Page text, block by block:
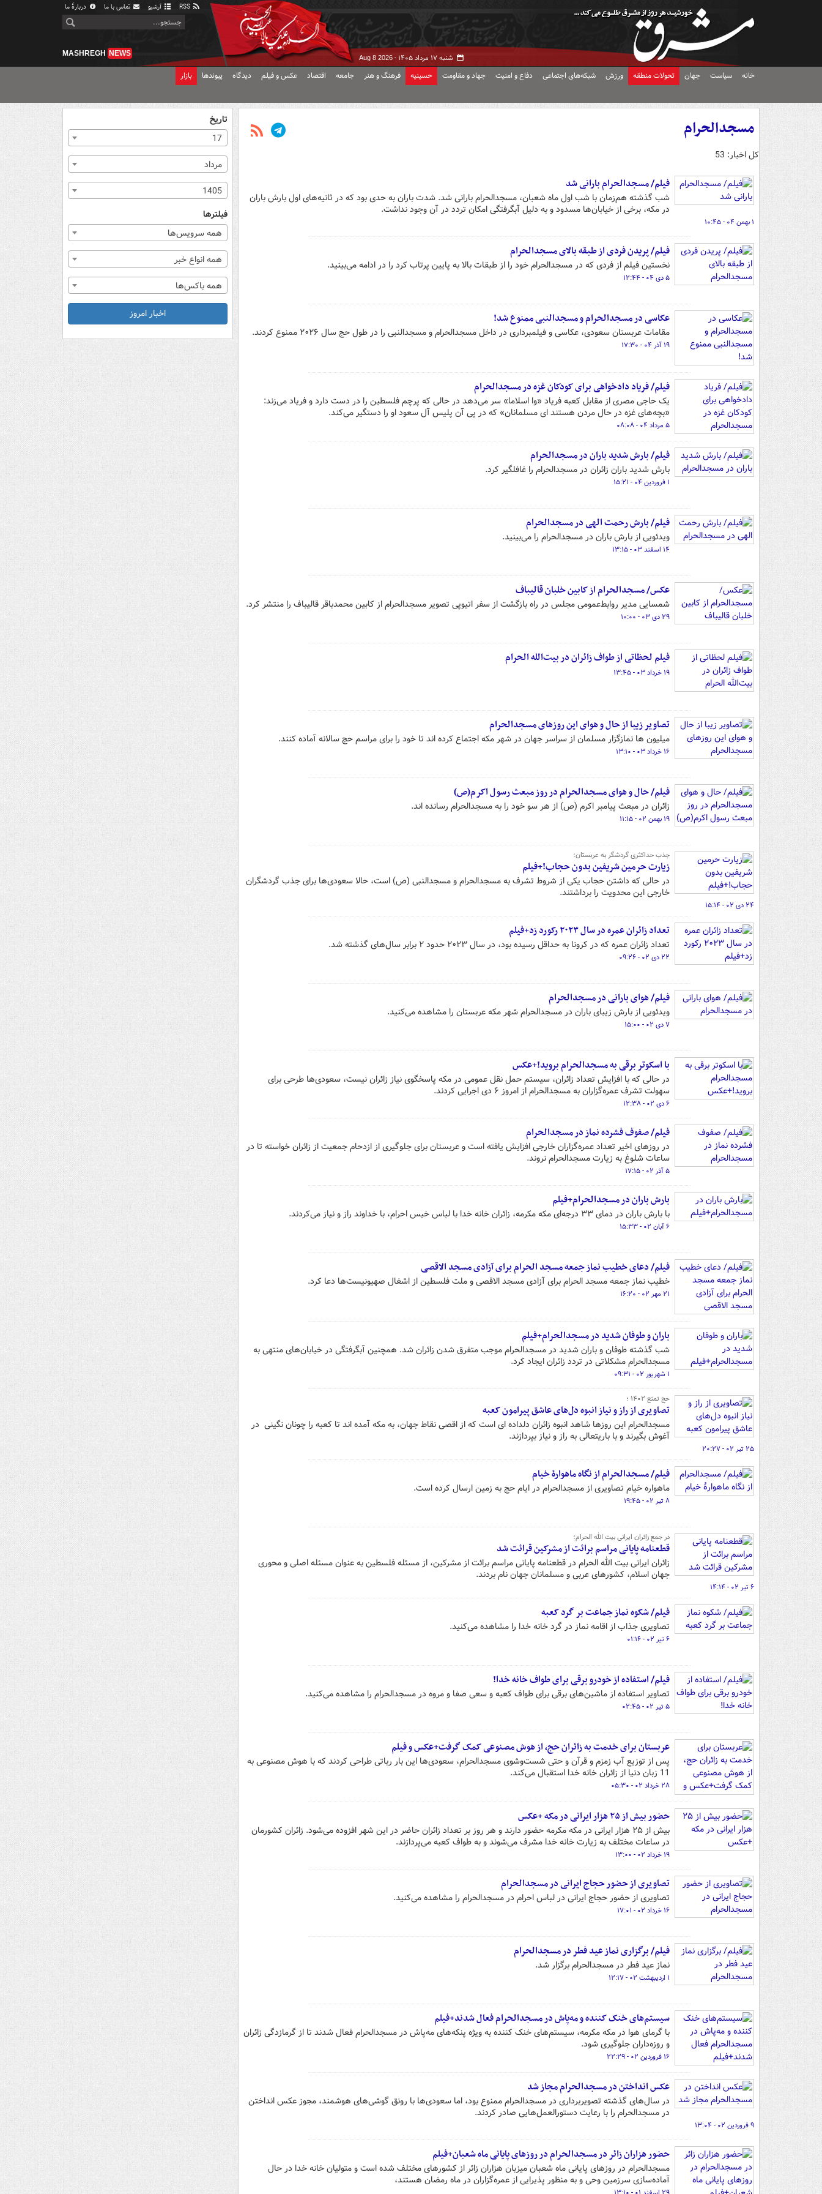
آرشیو تماس با ما دربارهٔ ما
شنبه ۱۷ مرداد ۱۴۰۵ - Aug 8 2026
MASHREGH NEWS
خانه سیاست جهان تحولات منطقه ورزش شبکه‌های اجتماعی دفاع و امنیت جهاد و مقاومت حسینیه فرهنگ و هنر جامعه اقتصاد عکس و فیلم دیدگاه پیوندها بازار
مسجدالحرام
کل اخبار: 53
فیلم/ مسجدالحرام بارانی شد
شب گذشته هم‌زمان با شب اول ماه شعبان، مسجدالحرام بارانی شد. شدت باران به حدی بود که در ثانیه‌های اول بارش باران
در مکه، برخی از خیابان‌ها مسدود و به دلیل آبگرفتگی امکان تردد در آن وجود نداشت.
۱ بهمن ۰۴ - ۱۰:۴۵
فیلم/ پریدن فردی از طبقه بالای مسجدالحرام
نخستین فیلم از فردی که در مسجدالحرام خود را از طبقات بالا به پایین پرتاب کرد را در ادامه می‌بینید.
۵ دی ۰۴ - ۱۲:۴۴
عکاسی در مسجدالحرام و مسجدالنبی ممنوع شد!
مقامات عربستان سعودی، عکاسی و فیلمبرداری در داخل مسجدالحرام و مسجدالنبی را در طول حج سال ۲۰۲۶ ممنوع کردند.
۱۹ آذر ۰۴ - ۱۷:۳۰
فیلم/ فریاد دادخواهی برای کودکان غزه در مسجدالحرام
یک حاجی مصری از مقابل کعبه فریاد «وا اسلاما» سر می‌دهد در حالی که پرچم فلسطین را در دست دارد و فریاد می‌زند:
«بچه‌های غزه در حال مردن هستند ای مسلمانان» که در پی آن پلیس آل سعود او را دستگیر می‌کند.
۵ مرداد ۰۴ - ۰۸:۰۸
فیلم/ بارش شدید باران در مسجدالحرام
بارش شدید باران زائران در مسجدالحرام را غافلگیر کرد.
۱ فروردین ۰۴ - ۱۵:۲۱
فیلم/ بارش رحمت الهی در مسجدالحرام
ویدئویی از بارش باران در مسجدالحرام را می‌بینید.
۱۴ اسفند ۰۳ - ۱۳:۱۵
عکس/ مسجدالحرام از کابین خلبان قالیباف
شمسایی مدیر روابط‌عمومی مجلس در راه بازگشت از سفر اتیوپی تصویر مسجدالحرام از کابین محمدباقر قالیباف را منتشر کرد.
۲۹ دی ۰۳ - ۱۰:۰۰
فیلم لحظاتی از طواف زائران در بیت‌الله الحرام
۱۹ خرداد ۰۳ - ۱۳:۴۵
تصاویر زیبا از حال و هوای این روزهای مسجدالحرام
میلیون ها نمازگزار مسلمان از سراسر جهان در شهر مکه اجتماع کرده اند تا خود را برای مراسم حج سالانه آماده کنند.
۱۶ خرداد ۰۳ - ۱۳:۱۰
فیلم/ حال و هوای مسجدالحرام در روز مبعث رسول اکرم(ص)
زائران در مبعث پیامبر اکرم (ص) از هر سو خود را به مسجدالحرام رسانده اند.
۱۹ بهمن ۰۲ - ۱۱:۱۵
جذب حداکثری گردشگر به عربستان؛
زیارت حرمین شریفین بدون حجاب!+فیلم
در حالی که داشتن حجاب یکی از شروط تشرف به مسجدالحرام و مسجدالنبی (ص) است، حالا سعودی‌ها برای جذب گردشگران
خارجی این محدویت را برداشتند.
۲۴ دی ۰۲ - ۱۵:۱۴
تعداد زائران عمره در سال ۲۰۲۳ رکورد زد+فیلم
تعداد زائران عمره که در کرونا به حداقل رسیده بود، در سال ۲۰۲۳ حدود ۲ برابر سال‌های گذشته شد.
۲۲ دی ۰۲ - ۰۹:۲۶
فیلم/ هوای بارانی در مسجدالحرام
ویدئویی از بارش زیبای باران در مسجدالحرام شهر مکه عربستان را مشاهده می‌کنید.
۷ دی ۰۲ - ۱۵:۰۰
با اسکوتر برقی به مسجدالحرام بروید!+عکس
در حالی که با افزایش تعداد زائران، سیستم حمل ‌نقل عمومی در مکه پاسخگوی نیاز زائران نیست، سعودی‌ها طرحی برای
سهولت تشرف عمره‌گزاران به مسجدالحرام از امروز ۶ دی اجرایی کردند.
۶ دی ۰۲ - ۱۲:۳۸
فیلم/ صفوف فشرده نماز در مسجدالحرام
در روزهای اخیر تعداد عمره‌گزاران خارجی افزایش یافته است و عربستان برای جلوگیری از ازدحام جمعیت از زائران خواسته تا در
ساعات شلوغ به زیارت مسجدالحرام نروند.
۵ آذر ۰۲ - ۱۷:۱۵
بارش باران در مسجدالحرام+فیلم
با بارش باران در دمای ۳۳ درجه‌ای مکه مکرمه، زائران خانه خدا با لباس خیس احرام، با خداوند راز و نیاز می‌کردند.
۶ آبان ۰۲ - ۱۵:۳۳
فیلم/ دعای خطیب نماز جمعه مسجد الحرام برای آزادی مسجد الاقصی
خطیب نماز جمعه مسجد الحرام برای آزادی مسجد الاقصی و ملت فلسطین از اشغال صهیونیست‌ها دعا کرد.
۲۱ مهر ۰۲ - ۱۶:۲۰
باران و طوفان شدید در مسجدالحرام+فیلم
شب گذشته طوفان و باران شدید در مسجدالحرام موجب متفرق شدن زائران شد. همچنین آبگرفتگی در خیابان‌های منتهی به
مسجدالحرام مشکلاتی در تردد زائران ایجاد کرد.
۱ شهریور ۰۲ - ۰۹:۳۱
حج تمتع ۱۴۰۲ ؛
تصاویری از راز و نیاز انبوه دل‌های عاشق پیرامون کعبه
مسجدالحرام این روزها شاهد انبوه زائران دلداده ای است که از اقصی نقاط جهان، به مکه آمده اند تا کعبه را چونان نگینی در
آغوش بگیرند و با باریتعالی به راز و نیاز بپردازند.
۲۵ تیر ۰۲ - ۲۰:۲۷
فیلم/ مسجدالحرام از نگاه ماهوارۀ خیام
ماهواره خیام تصاویری از مسجدالحرام در ایام حج به زمین ارسال کرده است.
۸ تیر ۰۲ - ۱۹:۴۵
در جمع زائران ایرانی بیت الله الحرام؛
قطعنامه پایانی مراسم برائت از مشرکین قرائت شد
زائران ایرانی بیت الله الحرام در قطعنامه پایانی مراسم برائت از مشرکین، از مسئله فلسطین به عنوان مسئله اصلی و محوری
جهان اسلام، کشورهای عربی و مسلمانان جهان نام بردند.
۶ تیر ۰۲ - ۱۴:۱۴
فیلم/ شکوه نماز جماعت بر گرد کعبه
تصاویری جذاب از اقامه نماز در گرد خانه خدا را مشاهده می‌کنید.
۶ تیر ۰۲ - ۰۱:۱۶
فیلم/ استفاده از خودرو برقی برای طواف خانه خدا!
تصاویر استفاده از ماشین‌های برقی برای طواف کعبه و سعی صفا و مروه در مسجدالحرام را مشاهده می‌کنید.
۵ تیر ۰۲ - ۰۲:۴۵
عربستان برای خدمت به زائران حج، از هوش مصنوعی کمک گرفت+عکس و فیلم
پس از توزیع آب زمزم و قرآن و حتی شست‌وشوی مسجدالحرام، سعودی‌ها این بار رباتی طراحی کردند که با هوش مصنوعی به
11 زبان دنیا از زائران خانه خدا استقبال می‌کند.
۲۸ خرداد ۰۲ - ۰۵:۳۰
حضور بیش از ۲۵ هزار ایرانی در مکه +عکس
بیش از ۲۵ هزار ایرانی در مکه مکرمه حضور دارند و هر روز بر تعداد زائران حاضر در این شهر افزوده می‌شود. زائران کشورمان
در ساعات مختلف به زیارت خانه خدا مشرف می‌شوند و به طواف کعبه می‌پردازند.
۱۹ خرداد ۰۲ - ۱۳:۰۰
تصاویری از حضور حجاج ایرانی در مسجدالحرام
تصاویری از حضور حجاج ایرانی در لباس احرام در مسجدالحرام را مشاهده می‌کنید.
۱۶ خرداد ۰۲ - ۱۷:۰۱
فیلم/ برگزاری نماز عید فطر در مسجدالحرام
نماز عید فطر در مسجدالحرام برگزار شد.
۱ اردیبهشت ۰۲ - ۱۲:۱۷
سیستم‌های خنک کننده و مه‌پاش در مسجدالحرام فعال شدند+فیلم
با گرمای هوا در مکه مکرمه، سیستم‌های خنک کننده به ویژه پنکه‌های مه‌پاش در مسجدالحرام فعال شدند تا از گرمازدگی زائران
و روزه‌داران جلوگیری شود.
۱۶ فروردین ۰۲ - ۲۲:۲۹
عکس انداختن در مسجدالحرام مجاز شد
در سال‌های گذشته تصویربرداری در مسجدالحرام ممنوع بود، اما سعودی‌ها با رونق گوشی‌های هوشمند، مجوز عکس انداختن
در مسجدالحرام را با رعایت دستورالعمل‌هایی صادر کردند.
۹ فروردین ۰۲ - ۱۳:۰۴
حضور هزاران زائر در مسجدالحرام در روزهای پایانی ماه شعبان+فیلم
مسجدالحرام در روزهای پایانی ماه شعبان میزبان هزاران زائر از کشورهای مختلف شده است و متولیان خانه خدا در حال
آماده‌سازی سرزمین وحی و به منظور پذیرایی از عمره‌گزاران در ماه رمضان هستند،
تاریخ
17
مرداد
1405
فیلترها
همه سرویس‌ها
همه انواع خبر
همه باکس‌ها
اخبار امروز